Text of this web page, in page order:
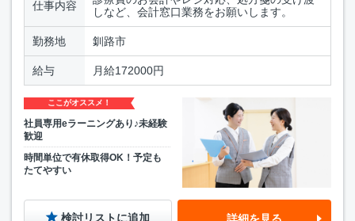
仕事内容
しなど、会計窓口業務をお願いします。
勤務地 釧路市
給与 月給172000円
ここがオススメ！
社員専用eラーニングあり♪未経験
歓迎
時間単位で有休取得OK！予定も
たてやすい
検討リストに追加